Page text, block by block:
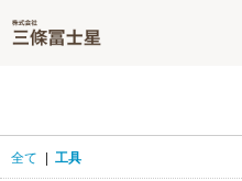
全て | 工具